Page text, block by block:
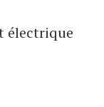
électrique